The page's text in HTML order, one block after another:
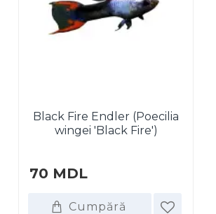
Black Fire Endler (Poecilia
wingei 'Black Fire')
70 MDL
Cumpără